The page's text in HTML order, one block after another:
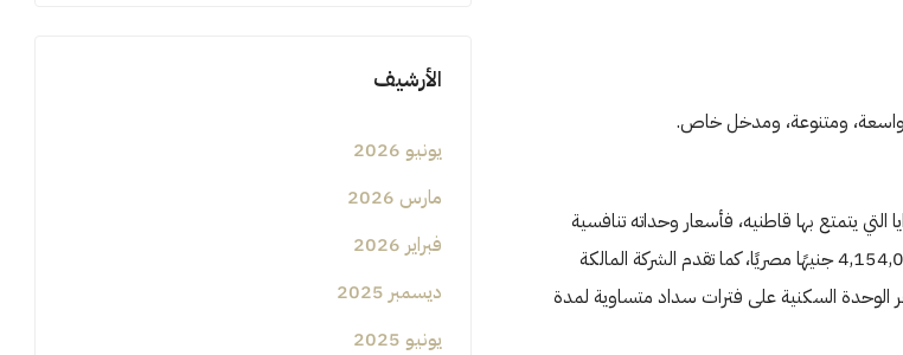
يتمتع بها قاطنيه، فأسعار وحداته تنافسية
للغاية، وتُعد الأفضل في المنطقة؛ حيث تبدأ من 1,600,000 جنيهًا مصريًا، وتصل إلى 4,154,000 جنيهًا مصريًا، كما تقدم الشركة المالكة
الوحدة السكنية على فترات سداد متساوية لمدة
الأرشيف
يونيو 2026
مارس 2026
فبراير 2026
ديسمبر 2025
يونيو 2025